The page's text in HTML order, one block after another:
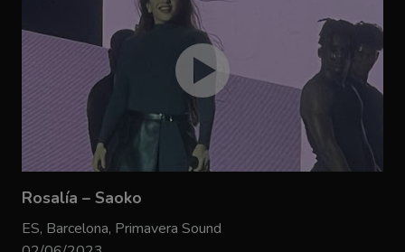
Rosalía – Saoko
ES, Barcelona, Primavera Sound